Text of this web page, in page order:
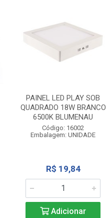
PAINEL LED PLAY SOB
QUADRADO 18W BRANCO
6500K BLUMENAU
Código: 16002
Embalagem: UNIDADE
R$ 19,84
Adicionar